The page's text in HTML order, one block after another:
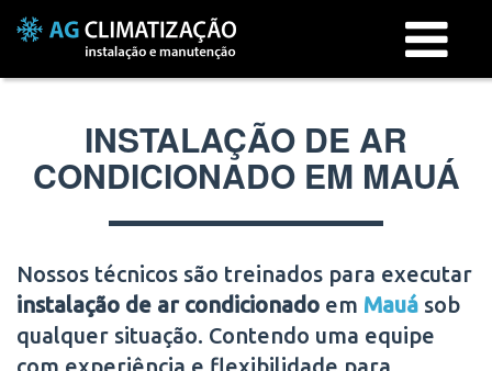
Menu
INSTALAÇÃO DE AR
CONDICIONADO EM MAUÁ
Nossos técnicos são treinados para executar
instalação de ar condicionado em Mauá sob
qualquer situação. Contendo uma equipe